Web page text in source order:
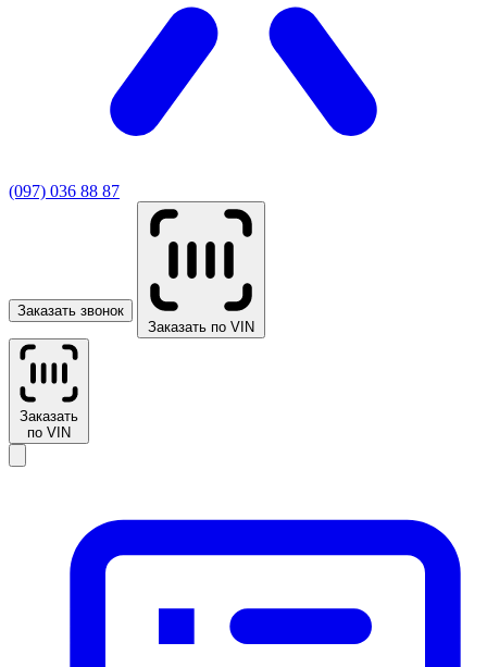
(097) 036 88 87
Заказать звонок
Заказать по VIN
Заказать
по VIN